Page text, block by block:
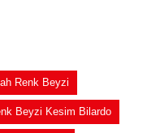
Renk Beyzi
Beyzi Kesim Bilardo